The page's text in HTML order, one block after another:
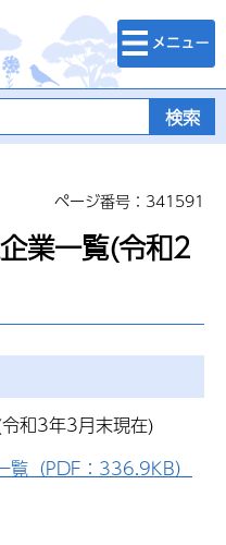
検索・メニュ
ー
ページ番号：341591
業一覧(令和2
和3年3月末現在)
覧（PDF：336.9KB）